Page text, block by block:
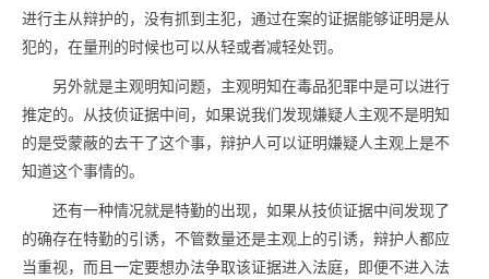
进行主从辩护的，没有抓到主犯，通过在案的证据能够证明是从
犯的，在量刑的时候也可以从轻或者减轻处罚。
另外就是主观明知问题，主观明知在毒品犯罪中是可以进行
推定的。从技侦证据中间，如果说我们发现嫌疑人主观不是明知
的是受蒙蔽的去干了这个事，辩护人可以证明嫌疑人主观上是不
知道这个事情的。
还有一种情况就是特勤的出现，如果从技侦证据中间发现了
的确存在特勤的引诱，不管数量还是主观上的引诱，辩护人都应
当重视，而且一定要想办法争取该证据进入法庭，即便不进入法